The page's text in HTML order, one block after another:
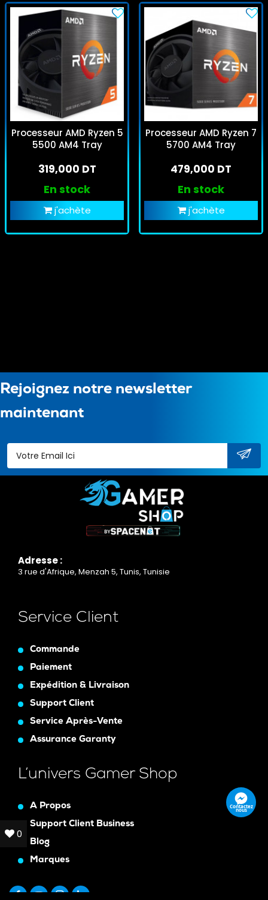
Processeur AMD Ryzen 5
5500 AM4 Tray
319,000 DT
En stock
j'achète
Processeur AMD Ryzen 7
5700 AM4 Tray
479,000 DT
En stock
j'achète
Rejoignez notre newsletter
maintenant
Adresse :
3 rue d'Afrique, Menzah 5, Tunis, Tunisie
Service Client
Commande
Paiement
Expédition & Livraison
Support Client
Service Après-Vente
Assurance Garanty
L’univers Gamer Shop
A Propos
Support Client Business
Blog
Marques
Contactez
nous
0
0